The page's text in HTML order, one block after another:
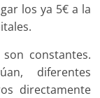
los ya 5€ a la
constantes.
diferentes
directamente